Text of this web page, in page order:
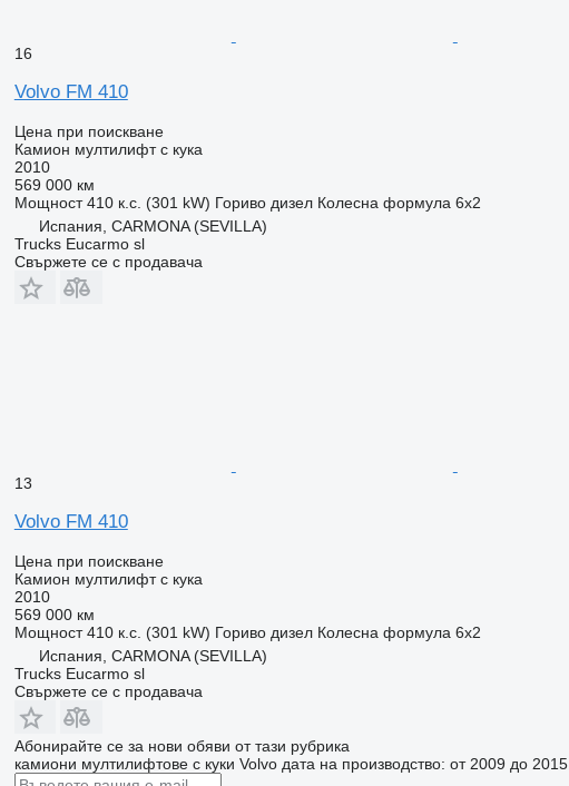
16
Volvo FM 410
Цена при поискване
Камион мултилифт с кука
2010
569 000 км
Мощност 410 к.с. (301 kW) Гориво дизел Колесна формула 6x2
Испания, CARMONA (SEVILLA)
Trucks Eucarmo sl
Свържете се с продавача
13
Volvo FM 410
Цена при поискване
Камион мултилифт с кука
2010
569 000 км
Мощност 410 к.с. (301 kW) Гориво дизел Колесна формула 6x2
Испания, CARMONA (SEVILLA)
Trucks Eucarmo sl
Свържете се с продавача
Абонирайте се за нови обяви от тази рубрика
камиони мултилифтове с куки Volvo дата на производство: от 2009 до 2015